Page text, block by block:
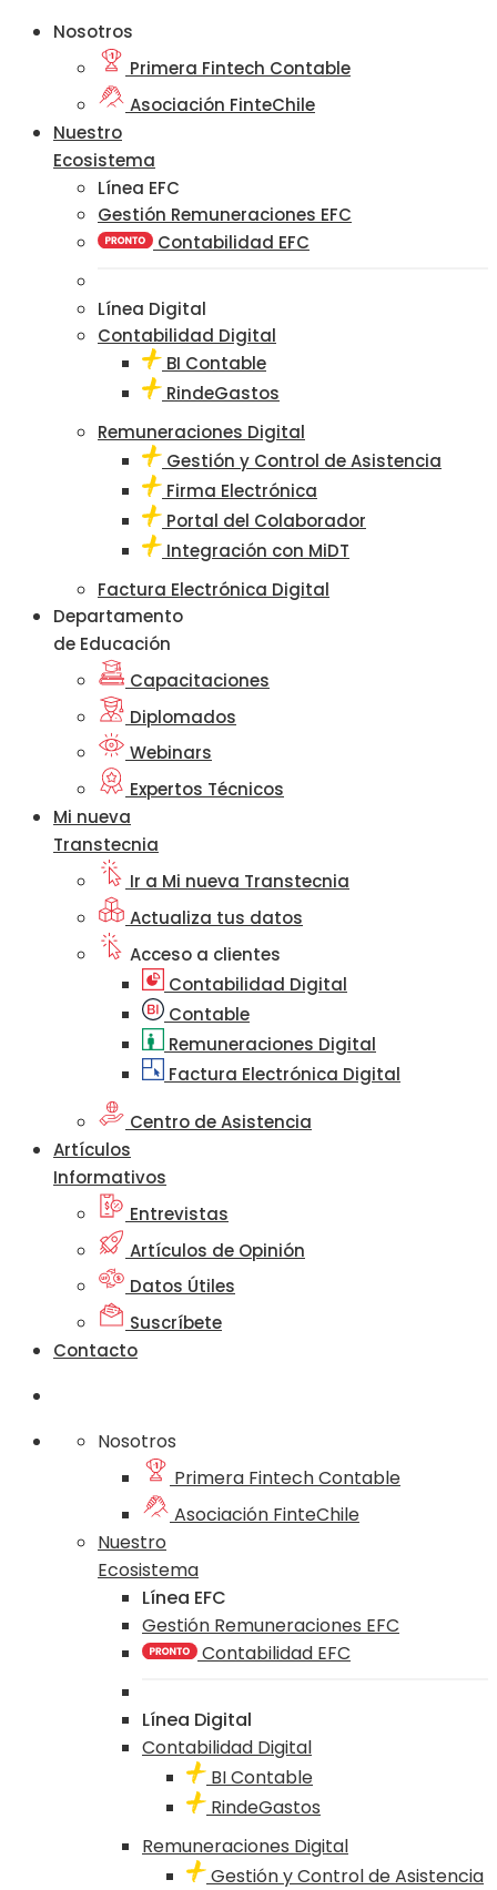
Nosotros
Primera Fintech Contable
Asociación FinteChile
Nuestro
Ecosistema
Línea EFC
Gestión Remuneraciones EFC
Contabilidad EFC
Línea Digital
Contabilidad Digital
BI Contable
RindeGastos
Remuneraciones Digital
Gestión y Control de Asistencia
Firma Electrónica
Portal del Colaborador
Integración con MiDT
Factura Electrónica Digital
Departamento
de Educación
Capacitaciones
Diplomados
Webinars
Expertos Técnicos
Mi nueva
Transtecnia
Ir a Mi nueva Transtecnia
Actualiza tus datos
Acceso a clientes
Contabilidad Digital
Contable
Remuneraciones Digital
Factura Electrónica Digital
Centro de Asistencia
Artículos
Informativos
Entrevistas
Artículos de Opinión
Datos Útiles
Suscríbete
Contacto
Nosotros
Primera Fintech Contable
Asociación FinteChile
Nuestro
Ecosistema
Línea EFC
Gestión Remuneraciones EFC
Contabilidad EFC
Línea Digital
Contabilidad Digital
BI Contable
RindeGastos
Remuneraciones Digital
Gestión y Control de Asistencia